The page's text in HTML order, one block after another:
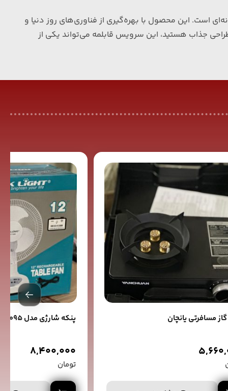
است. این محصول با بهره‌گیری از فناوری‌های روز دنیا و
جذاب هستید، این سرویس قابلمه می‌تواند یکی از
مسافرتی یانچان پنکه شارژی مدل 7095
8,400,000
تومان